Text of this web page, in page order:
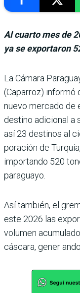
Al cuarto mes de
ya se exportaron
La Cámara
(Caparroz) informó
nuevo mercado de
destino adicional a
así 23 destinos al
poración de
impor­tando 520
paraguayo.
Así también, el
este 2026 las
volumen
cáscara, gene­r